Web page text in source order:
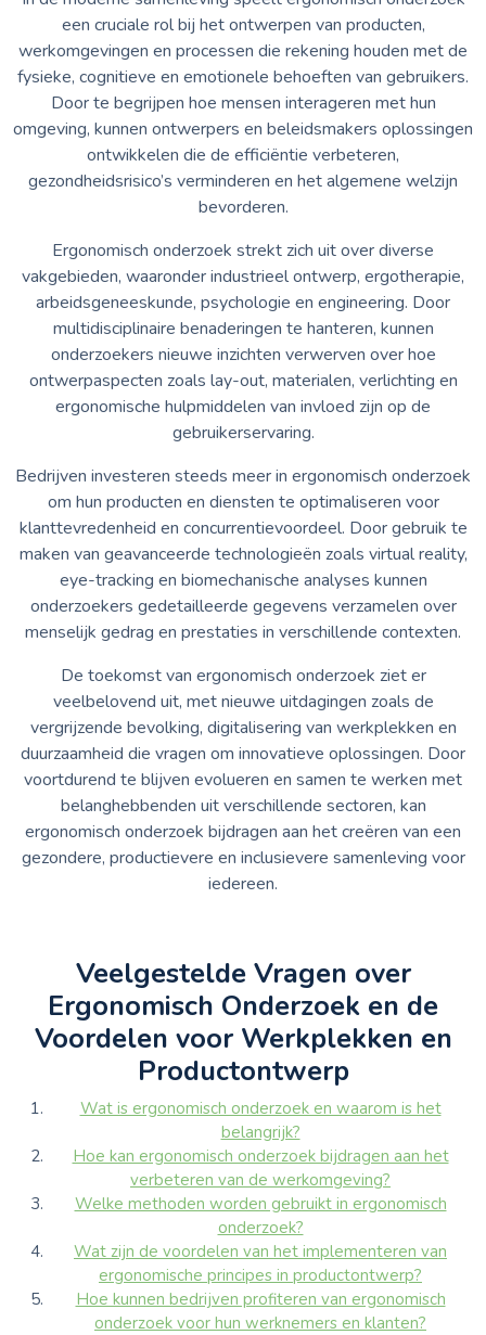
een cruciale rol bij het ontwerpen van producten,
werkomgevingen en processen die rekening houden met de
fysieke, cognitieve en emotionele behoeften van gebruikers.
Door te begrijpen hoe mensen interageren met hun
omgeving, kunnen ontwerpers en beleidsmakers oplossingen
ontwikkelen die de efficiëntie verbeteren,
gezondheidsrisico’s verminderen en het algemene welzijn
bevorderen.
Ergonomisch onderzoek strekt zich uit over diverse
vakgebieden, waaronder industrieel ontwerp, ergotherapie,
arbeidsgeneeskunde, psychologie en engineering. Door
multidisciplinaire benaderingen te hanteren, kunnen
onderzoekers nieuwe inzichten verwerven over hoe
ontwerpaspecten zoals lay-out, materialen, verlichting en
ergonomische hulpmiddelen van invloed zijn op de
gebruikerservaring.
Bedrijven investeren steeds meer in ergonomisch onderzoek
om hun producten en diensten te optimaliseren voor
klanttevredenheid en concurrentievoordeel. Door gebruik te
maken van geavanceerde technologieën zoals virtual reality,
eye-tracking en biomechanische analyses kunnen
onderzoekers gedetailleerde gegevens verzamelen over
menselijk gedrag en prestaties in verschillende contexten.
De toekomst van ergonomisch onderzoek ziet er
veelbelovend uit, met nieuwe uitdagingen zoals de
vergrijzende bevolking, digitalisering van werkplekken en
duurzaamheid die vragen om innovatieve oplossingen. Door
voortdurend te blijven evolueren en samen te werken met
belanghebbenden uit verschillende sectoren, kan
ergonomisch onderzoek bijdragen aan het creëren van een
gezondere, productievere en inclusievere samenleving voor
iedereen.
Veelgestelde Vragen over
Ergonomisch Onderzoek en de
Voordelen voor Werkplekken en
Productontwerp
Wat is ergonomisch onderzoek en waarom is het
belangrijk?
Hoe kan ergonomisch onderzoek bijdragen aan het
verbeteren van de werkomgeving?
Welke methoden worden gebruikt in ergonomisch
onderzoek?
Wat zijn de voordelen van het implementeren van
ergonomische principes in productontwerp?
Hoe kunnen bedrijven profiteren van ergonomisch
onderzoek voor hun werknemers en klanten?